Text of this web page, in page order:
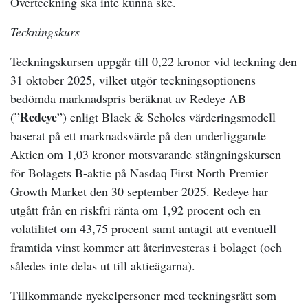
Teckningskurs
Teckningskursen uppgår till 0,22 kronor vid teckning den
31 oktober 2025, vilket utgör teckningsoptionens
bedömda marknadspris beräknat av Redeye AB
(”Redeye”) enligt Black & Scholes värderingsmodell
baserat på ett marknadsvärde på den underliggande
Aktien om 1,03 kronor motsvarande stängningskursen
för Bolagets B-aktie på Nasdaq First North Premier
Growth Market den 30 september 2025. Redeye har
utgått från en riskfri ränta om 1,92 procent och en
volatilitet om 43,75 procent samt antagit att eventuell
framtida vinst kommer att återinvesteras i bolaget (och
således inte delas ut till aktieägarna).
Tillkommande nyckelpersoner med teckningsrätt som